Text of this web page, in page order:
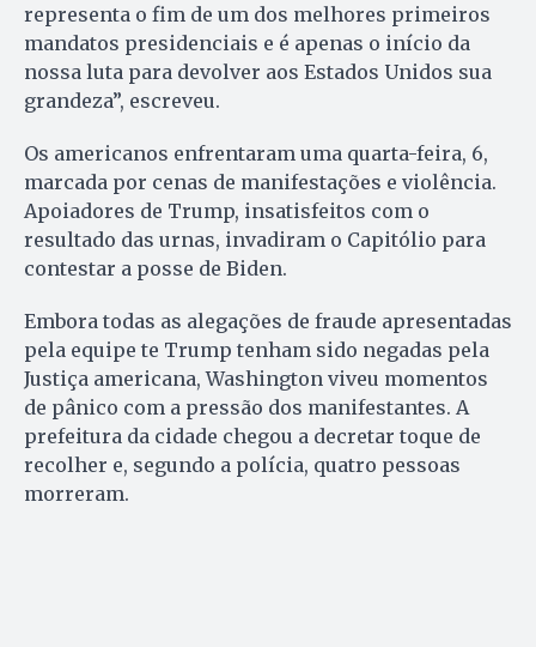
representa o fim de um dos melhores primeiros
mandatos presidenciais e é apenas o início da
nossa luta para devolver aos Estados Unidos sua
grandeza”, escreveu.
Os americanos enfrentaram uma quarta-feira, 6,
marcada por cenas de manifestações e violência.
Apoiadores de Trump, insatisfeitos com o
resultado das urnas, invadiram o Capitólio para
contestar a posse de Biden.
Embora todas as alegações de fraude apresentadas
pela equipe te Trump tenham sido negadas pela
Justiça americana, Washington viveu momentos
de pânico com a pressão dos manifestantes. A
prefeitura da cidade chegou a decretar toque de
recolher e, segundo a polícia, quatro pessoas
morreram.